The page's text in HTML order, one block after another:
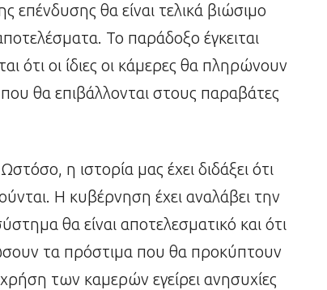
επένδυσης θα είναι τελικά βιώσιμο
Το παράδοξο έγκειται
ότι οι ίδιες οι κάμερες θα πληρώνουν
θα επιβάλλονται στους παραβάτες
η ιστορία μας έχει διδάξει ότι
Η κυβέρνηση έχει αναλάβει την
θα είναι αποτελεσματικό και ότι
τα πρόστιμα που θα προκύπτουν
των καμερών εγείρει ανησυχίες